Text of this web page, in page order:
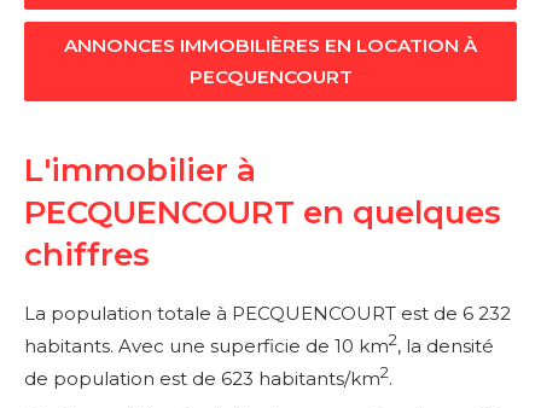
ANNONCES IMMOBILIÈRES EN LOCATION À
PECQUENCOURT
L'immobilier à
PECQUENCOURT en quelques
chiffres
La population totale à PECQUENCOURT est de 6 232
habitants. Avec une superficie de 10 km2, la densité
de population est de 623 habitants/km2.